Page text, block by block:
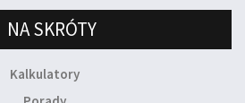
NA SKRÓTY
Kalkulatory